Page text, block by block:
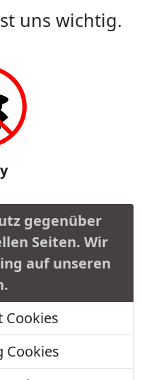
uns wichtig.
gegenüber
Seiten. Wir
auf unseren
Cookies
Cookies